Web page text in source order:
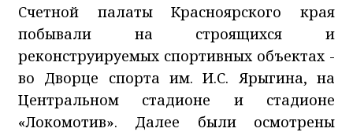
Счетной палаты Красноярского края
побывали на строящихся и
реконструируемых спортивных объектах -
во Дворце спорта им. И.С. Ярыгина, на
Центральном стадионе и стадионе
«Локомотив». Далее были осмотрены